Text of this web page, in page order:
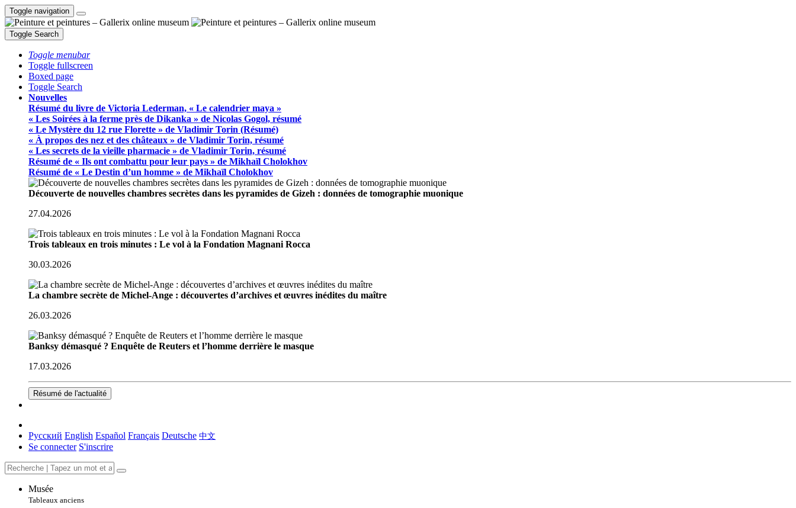
Toggle navigation
Toggle Search
Toggle menubar
Toggle fullscreen
Boxed page
Toggle Search
Nouvelles
Résumé du livre de Victoria Lederman, « Le calendrier maya »
« Les Soirées à la ferme près de Dikanka » de Nicolas Gogol, résumé
« Le Mystère du 12 rue Florette » de Vladimir Torin (Résumé)
« À propos des nez et des châteaux » de Vladimir Torin, résumé
« Les secrets de la vieille pharmacie » de Vladimir Torin, résumé
Résumé de « Ils ont combattu pour leur pays » de Mikhaïl Cholokhov
Résumé de « Le Destin d’un homme » de Mikhaïl Cholokhov
Découverte de nouvelles chambres secrètes dans les pyramides de Gizeh : données de tomographie muonique
27.04.2026
Trois tableaux en trois minutes : Le vol à la Fondation Magnani Rocca
30.03.2026
La chambre secrète de Michel-Ange : découvertes d’archives et œuvres inédites du maître
26.03.2026
Banksy démasqué ? Enquête de Reuters et l’homme derrière le masque
17.03.2026
Résumé de l'actualité
Русский English Español Français Deutsche 中文
Se connecter S'inscrire
Musée
Tableaux anciens